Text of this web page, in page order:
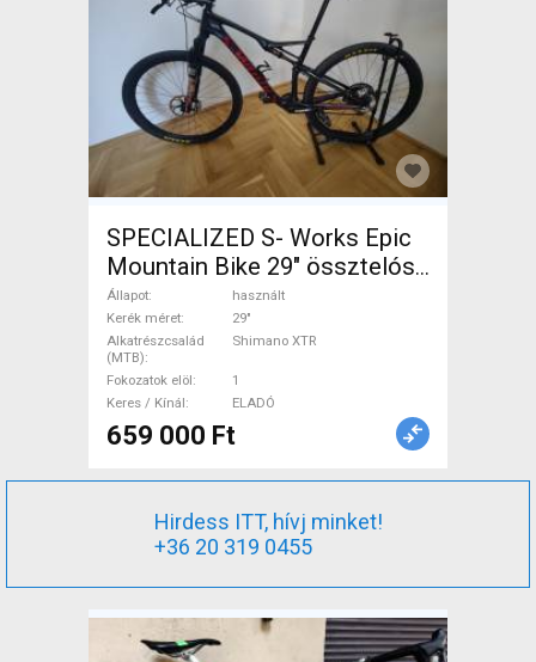
SPECIALIZED S- Works Epic
Mountain Bike 29" össztelós
/ fully Shimano XTR használt
ELADÓ
Állapot
használt
Kerék méret
29"
Alkatrészcsalád
(MTB)
Shimano XTR
Fokozatok elöl
1
Keres / Kínál
ELADÓ
659 000 Ft
Hirdess ITT, hívj minket!
+36 20 319 0455